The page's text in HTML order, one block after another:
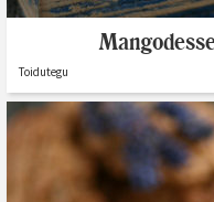
Toidutegu